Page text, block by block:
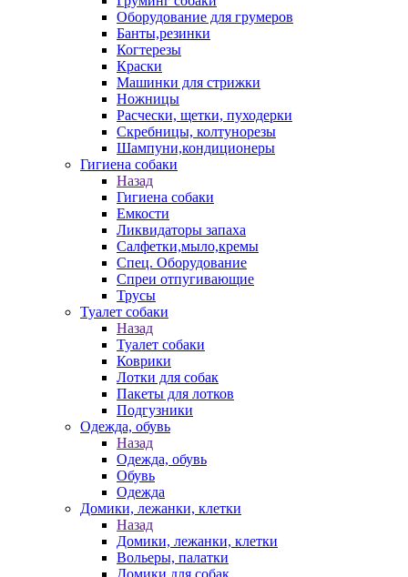
Оборудование для грумеров
Банты,резинки
Когтерезы
Краски
Машинки для стрижки
Ножницы
Расчески, щетки, пуходерки
Скребницы, колтунорезы
Шампуни,кондиционеры
Гигиена собаки
Назад
Гигиена собаки
Емкости
Ликвидаторы запаха
Салфетки,мыло,кремы
Спец. Оборудование
Спреи отпугивающие
Трусы
Туалет собаки
Назад
Туалет собаки
Коврики
Лотки для собак
Пакеты для лотков
Подгузники
Одежда, обувь
Назад
Одежда, обувь
Обувь
Одежда
Домики, лежанки, клетки
Назад
Домики, лежанки, клетки
Вольеры, палатки
Домики для собак